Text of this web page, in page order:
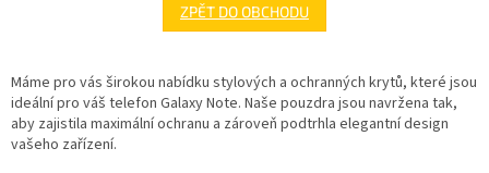
ZPĚT DO OBCHODU
Máme pro vás širokou nabídku stylových a ochranných krytů, které jsou
ideální pro váš telefon Galaxy Note. Naše pouzdra jsou navržena tak,
aby zajistila maximální ochranu a zároveň podtrhla elegantní design
vašeho zařízení.